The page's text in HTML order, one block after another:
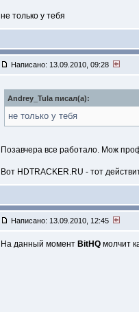
не только у тебя
Написано: 13.09.2010, 09:28
Andrey_Tula писал(a):
не только у тебя
Позавчера все работало. Мож
Вот HDTRACKER.RU - тот
Написано: 13.09.2010, 12:45
На данный момент BitHQ молчит